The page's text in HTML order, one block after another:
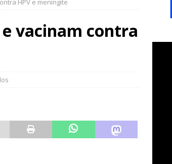
HPV e meningite
vacinam contra